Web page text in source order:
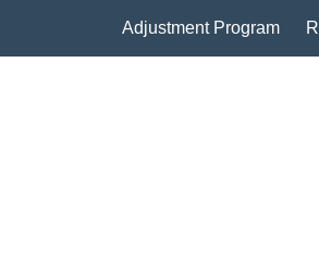
Adjustment Program